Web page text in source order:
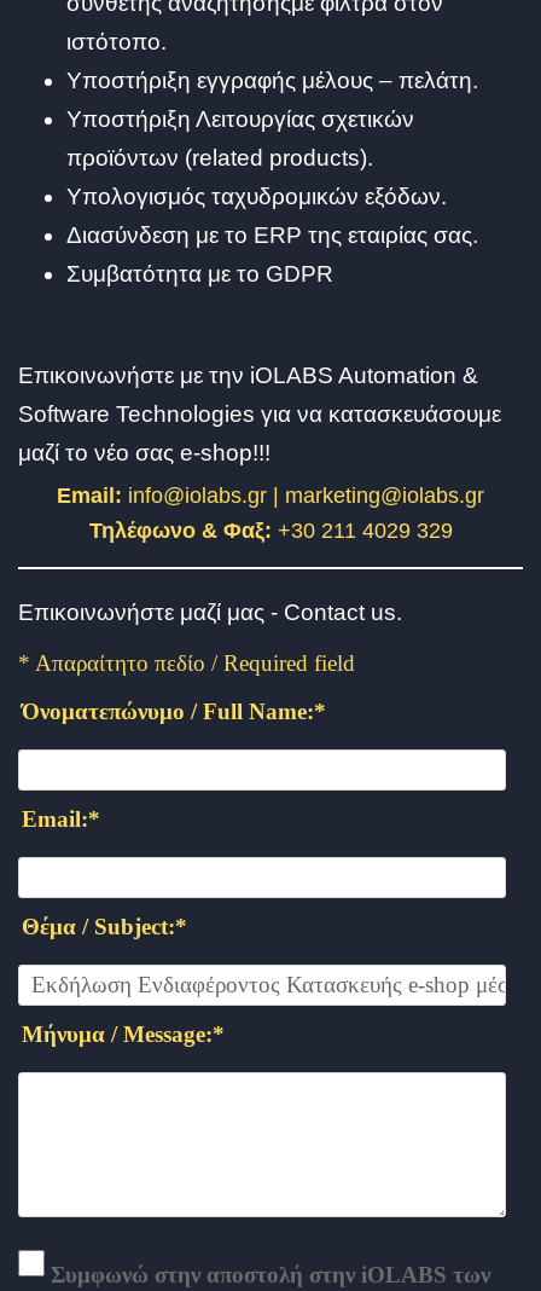
ιστότοπο.
Υποστήριξη εγγραφής μέλους – πελάτη.
Υποστήριξη Λειτουργίας σχετικών
προϊόντων (related products).
Υπολογισμός ταχυδρομικών εξόδων.
Διασύνδεση με το ERP της εταιρίας σας.
Συμβατότητα με το GDPR
Επικοινωνήστε με την iOLABS Automation &
Software Technologies για να κατασκευάσουμε
μαζί το νέο σας e-shop!!!
Email: info@iolabs.gr | marketing@iolabs.gr
Τηλέφωνο & Φαξ: +30 211 4029 329
Επικοινωνήστε μαζί μας - Contact us.
* Απαραίτητο πεδίο / Required field
Όνοματεπώνυμο / Full Name:*
Email:*
Θέμα / Subject:*
Μήνυμα / Message:*
Συμφωνώ στην αποστολή στην iOLABS των